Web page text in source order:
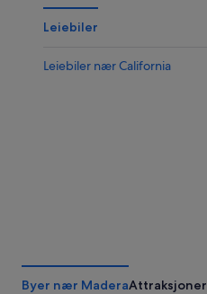
Leiebiler
Leiebiler nær California
Byer nær MaderaAttraksjoner